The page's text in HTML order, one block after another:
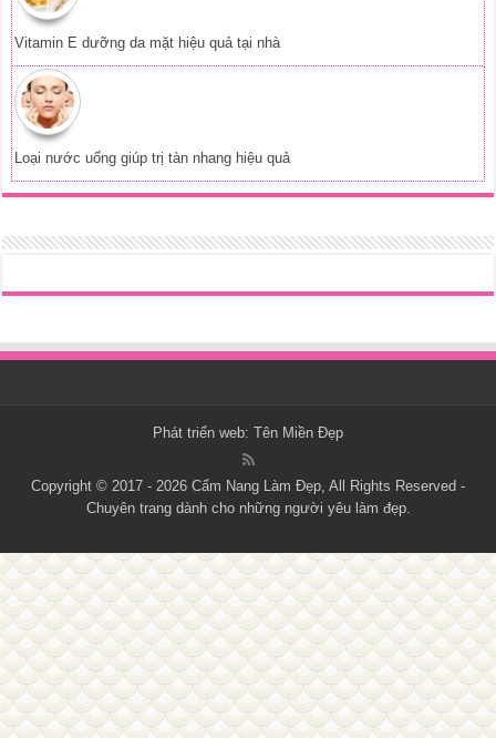
Vitamin E dưỡng da mặt hiệu quả tại nhà
Loại nước uống giúp trị tàn nhang hiệu quả
Phát triển web: Tên Miền Đẹp
Copyright © 2017 - 2026 Cẩm Nang Làm Đẹp, All Rights Reserved -
Chuyên trang dành cho những người yêu làm đẹp.